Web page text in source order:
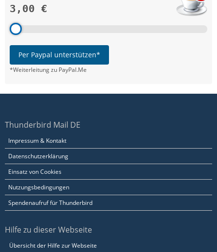
3,00 €
Per Paypal unterstützen*
*Weiterleitung zu PayPal.Me
Thunderbird Mail DE
Impressum & Kontakt
Datenschutzerklärung
Einsatz von Cookies
Nutzungsbedingungen
Spendenaufruf für Thunderbird
Hilfe zu dieser Webseite
Übersicht der Hilfe zur Webseite